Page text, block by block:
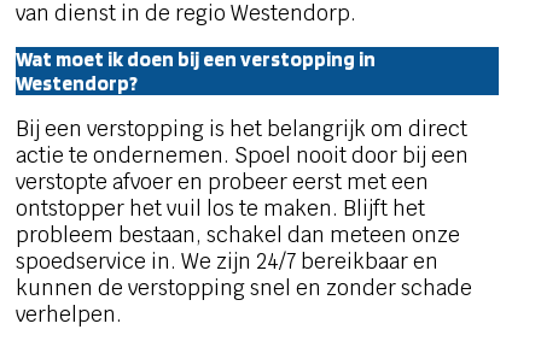
van dienst in de regio Westendorp.
Wat moet ik doen bij een verstopping in
Westendorp?
Bij een verstopping is het belangrijk om direct
actie te ondernemen. Spoel nooit door bij een
verstopte afvoer en probeer eerst met een
ontstopper het vuil los te maken. Blijft het
probleem bestaan, schakel dan meteen onze
spoedservice in. We zijn 24/7 bereikbaar en
kunnen de verstopping snel en zonder schade
verhelpen.